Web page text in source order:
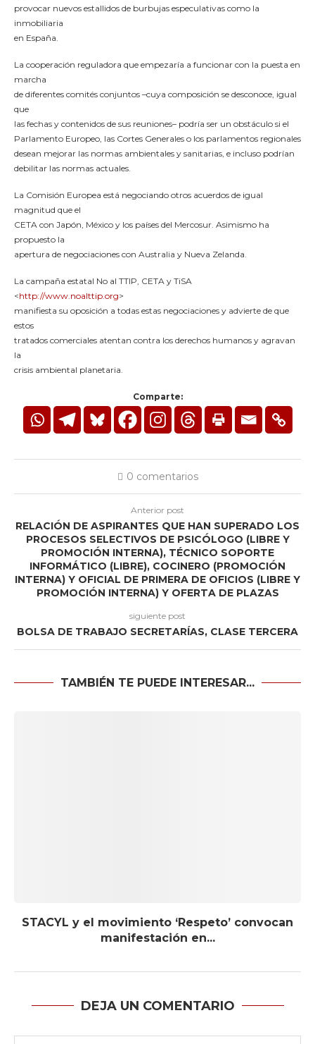
provocar nuevos estallidos de burbujas especulativas como la
inmobiliaria
en España.
La cooperación reguladora que empezaría a funcionar con la puesta en
marcha
de diferentes comités conjuntos –cuya composición se desconoce, igual
que
las fechas y contenidos de sus reuniones– podría ser un obstáculo si el
Parlamento Europeo, las Cortes Generales o los parlamentos regionales
desean mejorar las normas ambientales y sanitarias, e incluso podrían
debilitar las normas actuales.
La Comisión Europea está negociando otros acuerdos de igual
magnitud que el
CETA con Japón, México y los países del Mercosur. Asimismo ha
propuesto la
apertura de negociaciones con Australia y Nueva Zelanda.
La campaña estatal No al TTIP, CETA y TiSA
<http://www.noalttip.org>
manifiesta su oposición a todas estas negociaciones y advierte de que
estos
tratados comerciales atentan contra los derechos humanos y agravan
la
crisis ambiental planetaria.
Comparte:
0 comentarios
Anterior post
RELACIÓN DE ASPIRANTES QUE HAN SUPERADO LOS
PROCESOS SELECTIVOS DE PSICÓLOGO (LIBRE Y
PROMOCIÓN INTERNA), TÉCNICO SOPORTE
INFORMÁTICO (LIBRE), COCINERO (PROMOCIÓN
INTERNA) Y OFICIAL DE PRIMERA DE OFICIOS (LIBRE Y
PROMOCIÓN INTERNA) Y OFERTA DE PLAZAS
siguiente post
BOLSA DE TRABAJO SECRETARÍAS, CLASE TERCERA
TAMBIÉN TE PUEDE INTERESAR...
STACYL y el movimiento ‘Respeto’ convocan
manifestación en...
DEJA UN COMENTARIO